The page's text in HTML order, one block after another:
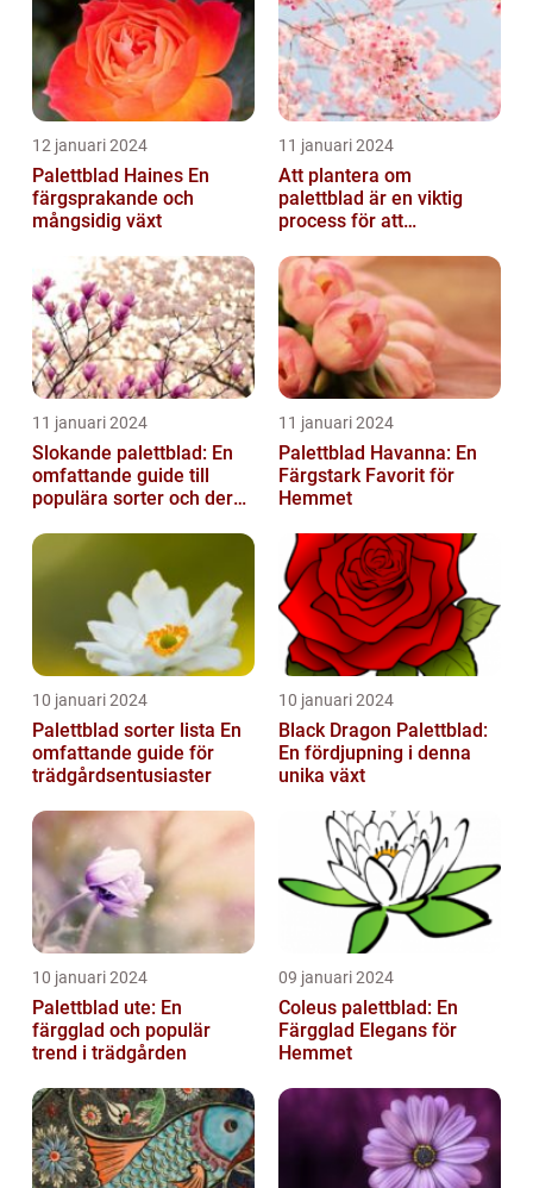
12 januari 2024
Palettblad Haines En
färgsprakande och
mångsidig växt
11 januari 2024
Att plantera om
palettblad är en viktig
process för att
överlevnad och tillväxt...
11 januari 2024
Slokande palettblad: En
omfattande guide till
populära sorter och deras
11 januari 2024
Palettblad Havanna: En
Färgstark Favorit för
Hemmet
10 januari 2024
Palettblad sorter lista En
omfattande guide för
trädgårdsentusiaster
10 januari 2024
Black Dragon Palettblad:
En fördjupning i denna
unika växt
10 januari 2024
Palettblad ute: En
färgglad och populär
trend i trädgården
09 januari 2024
Coleus palettblad: En
Färgglad Elegans för
Hemmet